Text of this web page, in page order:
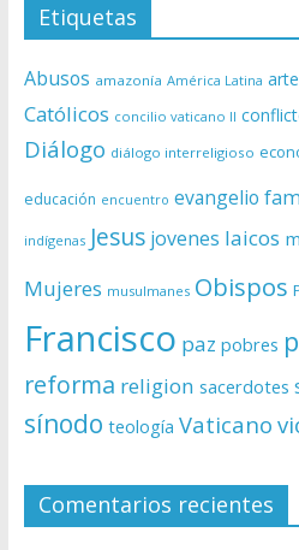
Etiquetas
Abusos amazonía América Latina arte
Católicos concilio vaticano II
Diálogo diálogo interreligioso
educación encuentro evangelio
indígenas Jesus jovenes laicos
Mujeres musulmanes Obispos
Francisco paz pobres
reforma religion sacerdotes
sínodo teología Vaticano
Comentarios recientes